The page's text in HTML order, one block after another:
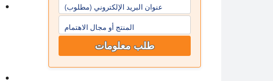
عنوان البريد الإلكتروني (مطلوب)
المنتج أو مجال الاهتمام
طلب معلومات